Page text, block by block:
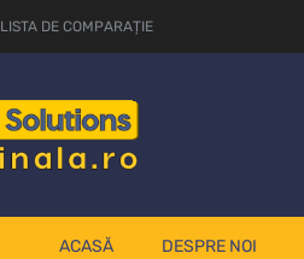
LISTA DE COMPARAȚIE
ACASĂ DESPRE NOI